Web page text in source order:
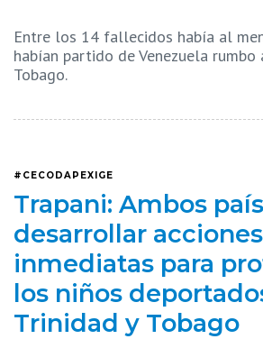
Entre los 14 fallecidos había al
habían partido de Venezuela rumbo
Tobago.
#CECODAPEXIGE
Trapani: Ambos
desarrollar acciones
inmediatas para
los niños
Trinidad y Tobago